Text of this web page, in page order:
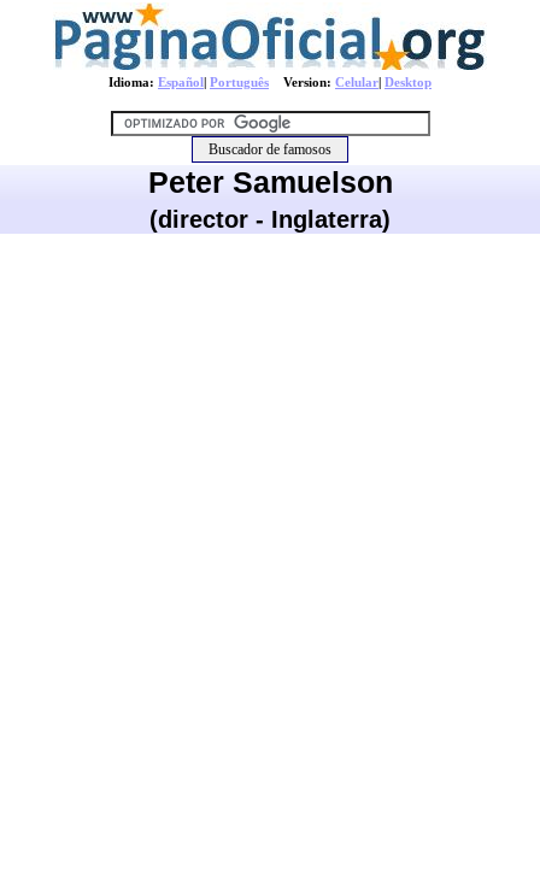
Idioma: Español| Português Version: Celular| Desktop
Peter Samuelson
(director - Inglaterra)